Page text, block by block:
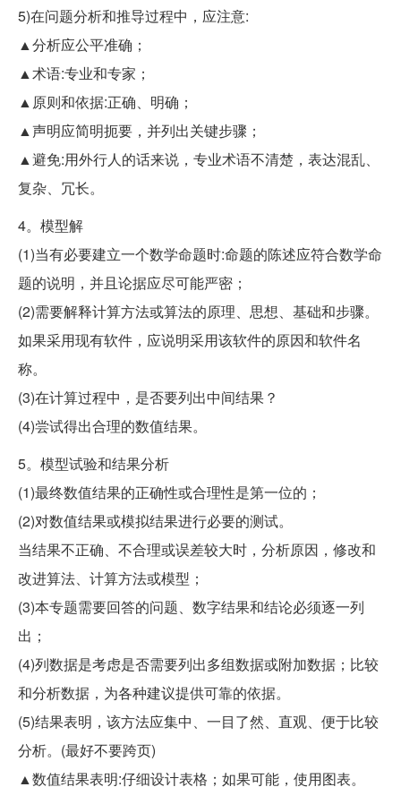
5)在问题分析和推导过程中，应注意:
▲分析应公平准确；
▲术语:专业和专家；
▲原则和依据:正确、明确；
▲声明应简明扼要，并列出关键步骤；
▲避免:用外行人的话来说，专业术语不清楚，表达混乱、
复杂、冗长。
4。模型解
(1)当有必要建立一个数学命题时:命题的陈述应符合数学命
题的说明，并且论据应尽可能严密；
(2)需要解释计算方法或算法的原理、思想、基础和步骤。
如果采用现有软件，应说明采用该软件的原因和软件名
称。
(3)在计算过程中，是否要列出中间结果？
(4)尝试得出合理的数值结果。
5。模型试验和结果分析
(1)最终数值结果的正确性或合理性是第一位的；
(2)对数值结果或模拟结果进行必要的测试。
当结果不正确、不合理或误差较大时，分析原因，修改和
改进算法、计算方法或模型；
(3)本专题需要回答的问题、数字结果和结论必须逐一列
出；
(4)列数据是考虑是否需要列出多组数据或附加数据；比较
和分析数据，为各种建议提供可靠的依据。
(5)结果表明，该方法应集中、一目了然、直观、便于比较
分析。(最好不要跨页)
▲数值结果表明:仔细设计表格；如果可能，使用图表。